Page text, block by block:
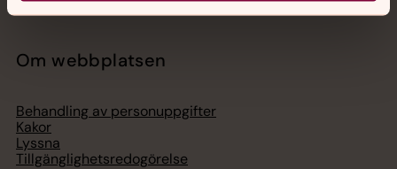
Om webbplatsen
Behandling av personuppgifter
Kakor
Lyssna
Tillgänglighetsredogörelse